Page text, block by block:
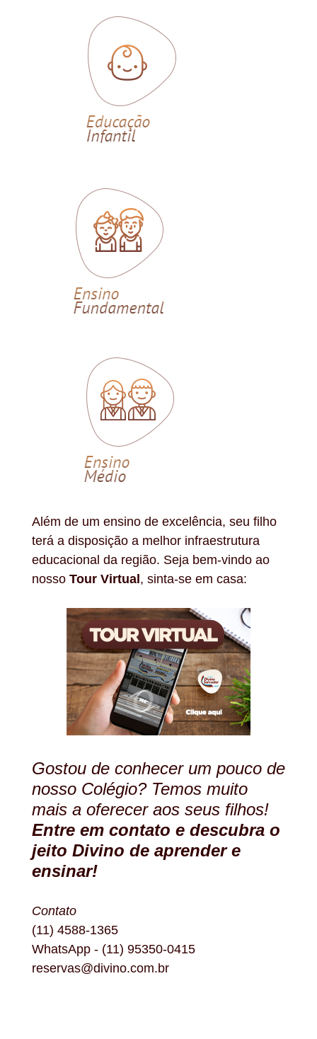
Além de um ensino de excelência, seu filho
terá a disposição a melhor infraestrutura
educacional da região. Seja bem-vindo ao
nosso Tour Virtual , sinta-se em casa:
Gostou de conhecer um pouco de
nosso Colégio? Temos muito
mais a oferecer aos seus filhos!
Entre em contato e descubra o
jeito Divino de aprender e
ensinar!
Contato
(11) 4588-1365
WhatsApp - (11) 95350-0415
reservas@divino.com.br